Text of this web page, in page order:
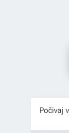
Počivaj